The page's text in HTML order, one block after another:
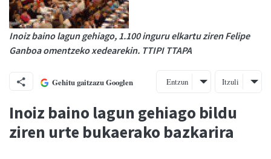
Inoiz baino lagun gehiago, 1.100 inguru elkartu ziren Felipe
Ganboa omentzeko xedearekin. TTIPI TTAPA
Gehitu gaitzazu Googlen Entzun Itzuli
Inoiz baino lagun gehiago bildu
ziren urte bukaerako bazkarira